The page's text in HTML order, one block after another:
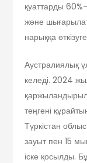
қуаттарды
және
нарыққа
Аустралиялық
келеді. 2024
теңгені
Түркістан
зауыт пен 15
іске қосылды.